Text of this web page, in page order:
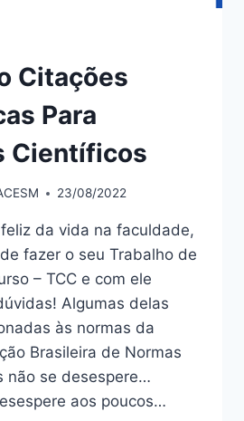
Citações
Para
Científicos
23/08/2022
da vida na faculdade,
fazer o seu Trabalho de
– TCC e com ele
Algumas delas
às normas da
Brasileira de Normas
se desespere…
aos poucos…